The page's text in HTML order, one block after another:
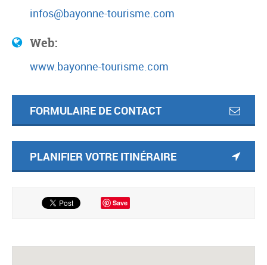
infos@bayonne-tourisme.com
Web:
www.bayonne-tourisme.com
FORMULAIRE DE CONTACT
PLANIFIER VOTRE ITINÉRAIRE
Save